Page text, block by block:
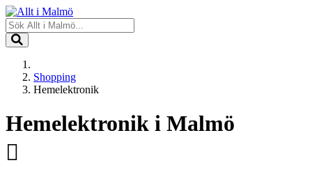
Shopping
Hemelektronik
Hemelektronik i Malmö